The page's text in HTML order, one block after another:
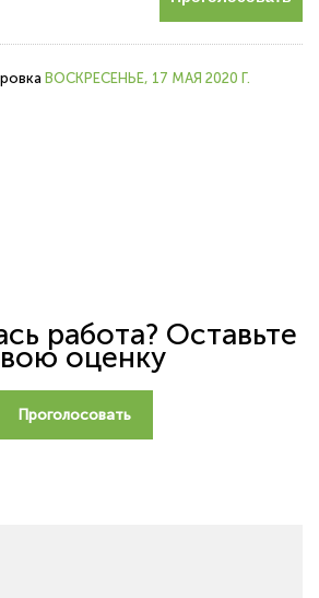
ВОСКРЕСЕНЬЕ, 17 МАЯ 2020 Г.
работа? Оставьте
оценку
Проголосовать